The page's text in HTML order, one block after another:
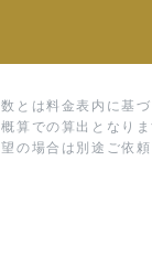
とは料金表内に基
算での算出となりま
の場合は別途ご依頼